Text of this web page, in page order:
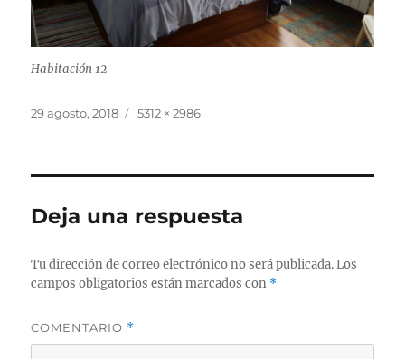
Habitación 12
Publicado
29 agosto, 2018
Tamaño
5312 × 2986
Deja una respuesta
Tu dirección de correo electrónico no será publicada. Los
campos obligatorios están marcados con *
COMENTARIO *